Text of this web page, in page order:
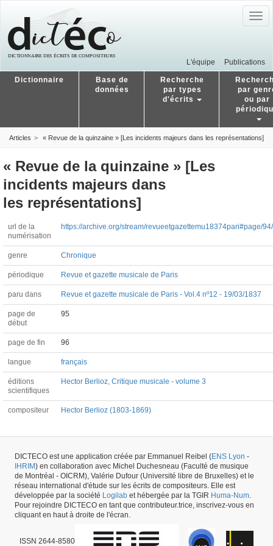
L'équipe Publications
Dictionnaire
Base de
données
Recherche
par types
d'écrits
par
ou par
Articles « Revue de la quinzaine » [Les incidents majeurs dans les représentations]
« Revue de la quinzaine » [Les
incidents majeurs dans
les représentations]
url de la
numérisation
https://archive.org/stream/revueetgazettemu18374pari#page/
genre Chronique
périodique Revue et gazette musicale de Paris
paru dans Revue et gazette musicale de Paris - Vol.4 nº12 - 19/03/1837
page de
début
95
page de fin 96
langue français
éditions
scientifiques
Hector Berlioz, Critique musicale - volume 3
compositeur Hector Berlioz (1803-1869)
Nicolas Bouillet
DICTECO est une application créée par Emmanuel Reibel (ENS Lyon -
IHRIM) en collaboration avec Michel Duchesneau (Faculté de musique
de Montréal - OICRM), Valérie Dufour (Université libre de Bruxelles) et le
réseau international d'étude sur les écrits de compositeurs. Elle est
développée par la société Logilab et hébergée par la TGIR Huma-Num
Pour rejoindre DICTECO en tant que contributeur.trice, inscrivez-vous en
cliquant en haut à droite de l'écran.
ISSN 2644-8580